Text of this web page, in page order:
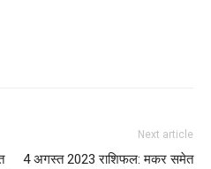
Next article
4 अगस्त 2023 राशिफल: मकर समेत